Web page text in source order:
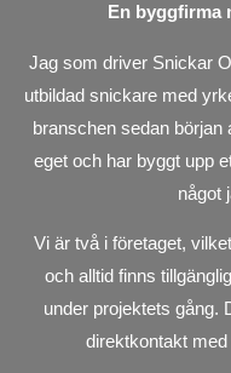
En byggfirma
Jag som driver Snickar
utbildad snickare med
branschen sedan början
eget och har byggt upp
något
Vi är två i företaget,
och alltid finns
under projektets gång.
direktkontakt